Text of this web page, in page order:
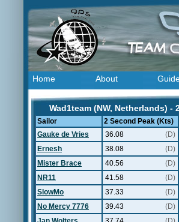
Home About
Wad1team (NW, Netherlands) -
Sailor 2 Second Peak (Kts)
Gauke de Vries
36.08 (D)
Ernesh
38.08 (D)
Mister Brace
40.56 (D)
NR11
41.58 (D)
SlowMo
37.33 (D)
No Mercy 7776
39.43 (D)